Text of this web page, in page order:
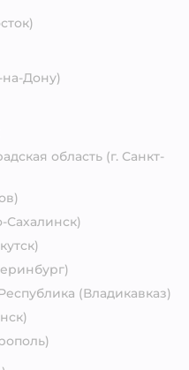
на-Дону)
область (г. Санкт-
(Владикавказ)